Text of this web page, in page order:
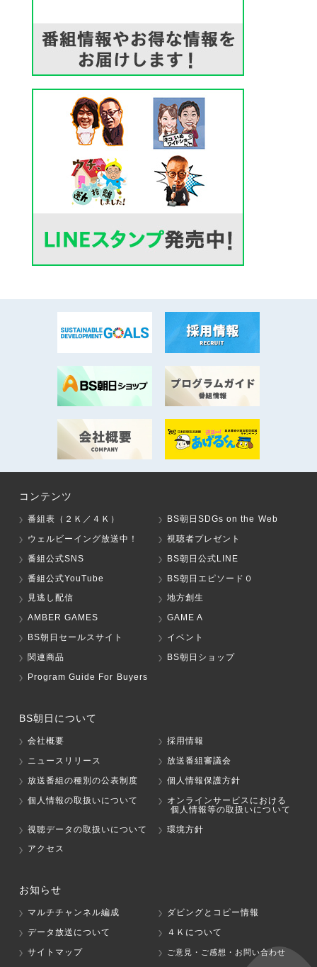
コンテンツ
番組表（２Ｋ／４Ｋ）
BS朝日SDGs on the Web
ウェルビーイング放送中！
視聴者プレゼント
番組公式SNS
BS朝日公式LINE
番組公式YouTube
BS朝日エピソード０
見逃し配信
地方創生
AMBER GAMES
GAME A
BS朝日セールスサイト
イベント
関連商品
BS朝日ショップ
Program Guide For Buyers
BS朝日について
会社概要
採用情報
ニュースリリース
放送番組審議会
放送番組の種別の公表制度
個人情報保護方針
個人情報の取扱いについて
オンラインサービスにおける
個人情報等の取扱いについて
視聴データの取扱いについて
環境方針
アクセス
お知らせ
マルチチャンネル編成
ダビングとコピー情報
データ放送について
４Ｋについて
サイトマップ
ご意見・ご感想・お問い合わせ